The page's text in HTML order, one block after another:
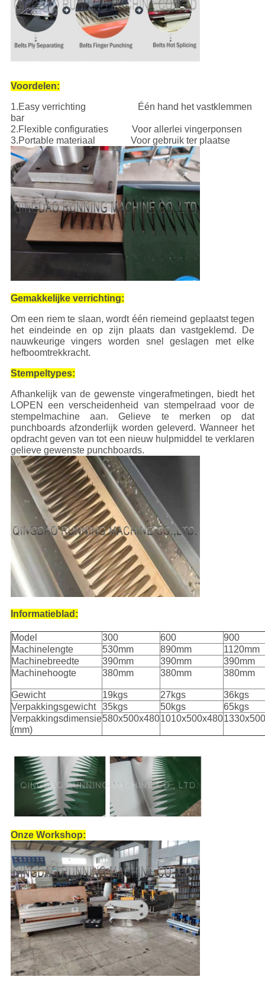
Voordelen:
1.Easy verrichting Één hand het vastklemmen
bar
2.Flexible configuraties Voor allerlei vingerponsen
3.Portablemateriaal Voor gebruik ter plaatse
Gemakkelijke verrichting:
Om een riem te slaan, wordt één riemeind geplaatst tegen
het eindeinde en op zijn plaats dan vastgeklemd. De
nauwkeurige vingers worden snel geslagen met elke
hefboomtrekkracht.
Stempeltypes:
Afhankelijk van de gewenste vingerafmetingen, biedt het
LOPEN een verscheidenheid van stempelraad voor de
stempelmachine aan. Gelieve te merken op dat
punchboards afzonderlijk worden geleverd. Wanneer het
opdracht geven van tot een nieuw hulpmiddel te verklaren
gelieve gewenste punchboards.
Informatieblad:
Model 300 600
900
Machinelengte
530mm 890mm
1120mm
Machinebreedte
390mm 390mm
390mm
Machinehoogte
380mm 380mm 380mm
Gewicht 19kgs 27kgs
36kgs
Verpakkingsgewicht
35kgs 50kgs
65kgs
Verpakkingsdimensie
(mm)
580x500x4801010x500x480
Onze Workshop: